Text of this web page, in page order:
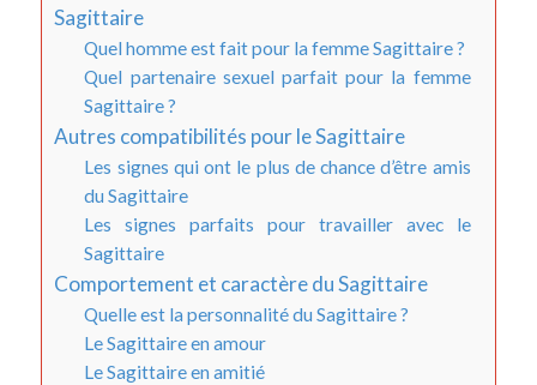
Sagittaire
Quel homme est fait pour la femme Sagittaire ?
Quel partenaire sexuel parfait pour la femme
Sagittaire ?
Autres compatibilités pour le Sagittaire
Les signes qui ont le plus de chance d’être amis
du Sagittaire
Les signes parfaits pour travailler avec le
Sagittaire
Comportement et caractère du Sagittaire
Quelle est la personnalité du Sagittaire ?
Le Sagittaire en amour
Le Sagittaire en amitié